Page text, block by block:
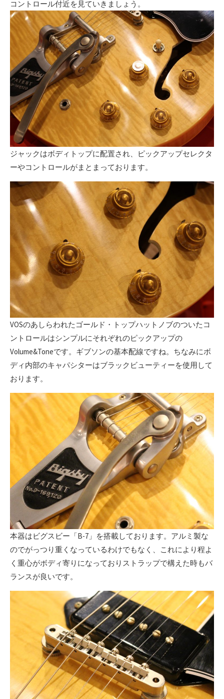
コントロール付近を見ていきましょう。
ジャックはボディトップに配置され、ピックアップセレクタ
ーやコントロールがまとまっております。
VOSのあしらわれたゴールド・トップハットノブのついたコ
ントロールはシンプルにそれぞれのピックアップの
Volume&Toneです。ギブソンの基本配線ですね。ちなみにボ
ディ内部のキャパシターはブラックビューティーを使用して
おります。
本器はビグスビー「B-7」を搭載しております。アルミ製な
のでがっつり重くなっているわけでもなく、これにより程よ
く重心がボディ寄りになっておりストラップで構えた時もバ
ランスが良いです。